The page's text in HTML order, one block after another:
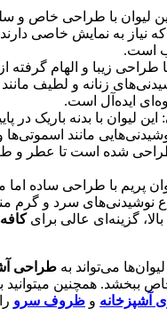
لیوان با طراحی خاص و
نیاز به نمایش خاصی
است.
طراحی زیبا و الهام گرفته
زنانه و لطیف مانند
ایده‌آل است.
: این لیوان با بدنه باریک در
مانند
شده است تا عطر و
پریم با طراحی ساده اما
نوشیدنی‌های سرد و گرم
گزینه‌ای عالی برای
می‌تواند به طراحی
ببخشد. همچنین
آشپزخانه و ظروف سرو